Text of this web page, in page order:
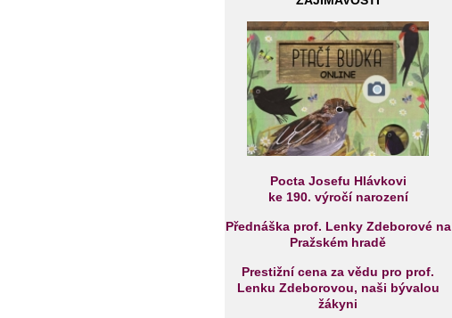
Pocta Josefu Hlávkovi
ke 190. výročí narození
Přednáška prof. Lenky Zdeborové na
Pražském hradě
Prestižní cena za vědu pro prof.
Lenku Zdeborovou, naši bývalou
žákyni